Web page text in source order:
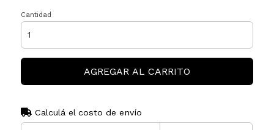
Cantidad
AGREGAR AL CARRITO
Calculá el costo de envío